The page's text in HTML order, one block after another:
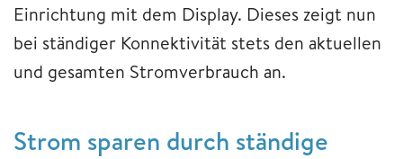
Einrichtung mit dem Display. Dieses zeigt nun
bei ständiger Konnektivität stets den aktuellen
und gesamten Stromverbrauch an.
Strom sparen durch ständige